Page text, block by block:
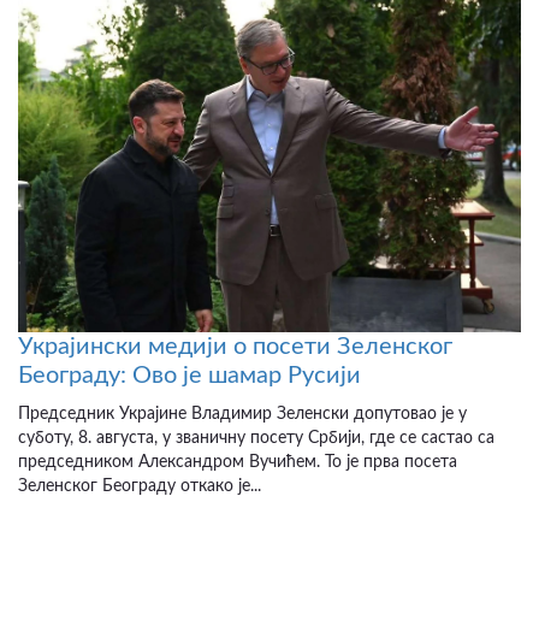
Украјински медији о посети Зеленског
Београду: Ово је шамар Русији
Председник Украјине Владимир Зеленски допутовао је у
суботу, 8. августа, у званичну посету Србији, где се састао са
председником Александром Вучићем. То је прва посета
Зеленског Београду откако је...